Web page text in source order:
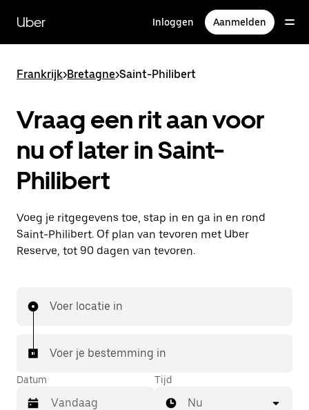
naar
hoofdinhoud
Uber Inloggen Aanmelden
Frankrijk>Bretagne>Saint-Philibert
Vraag een rit aan voor
nu of later in Saint-
Philibert
Voeg je ritgegevens toe, stap in en ga in en rond
Saint-Philibert. Of plan van tevoren met Uber
Reserve, tot 90 dagen van tevoren.
Voer locatie in
Voer je bestemming in
Datum Tijd
Nu